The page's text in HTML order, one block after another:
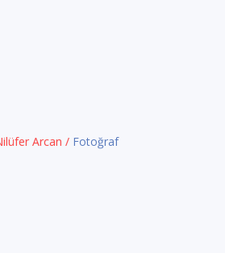
Arcan / Fotoğraf